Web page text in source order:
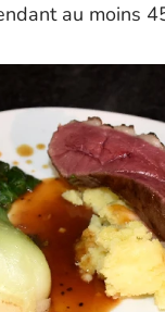
au moins